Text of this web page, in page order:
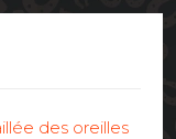
des oreilles